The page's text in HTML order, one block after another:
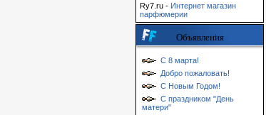
Ry7.ru - Интернет магазин
парфюмерии
Объявления
С 8 марта!
Добро пожаловать!
С Новым Годом!
С праздником "День
матери"